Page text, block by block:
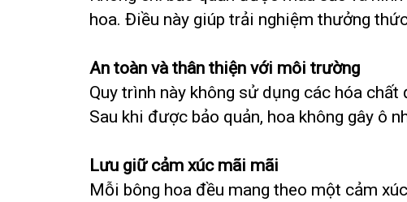
hoa. Điều này giúp trải nghiệm thưởng
An toàn và thân thiện với môi trường
Quy trình này không sử dụng các hóa
Sau khi được bảo quản, hoa không gây ô
Lưu giữ cảm xúc mãi mãi
Mỗi bông hoa đều mang theo một cảm